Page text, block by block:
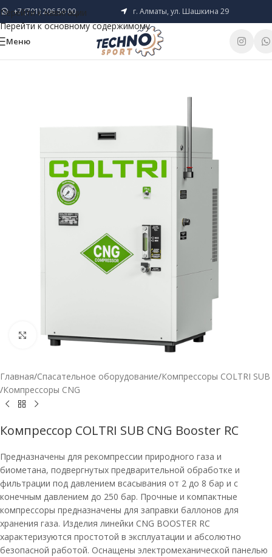
Перейти к навигации
Перейти к основному содержимому
+7 (701) 206 50 00 г. Алматы, ул. Шашкина 29
Меню
Нажмите, чтобы увеличить
Главная/Спасательное оборудование/Компрессоры COLTRI SUB
/Компрессоры CNG
Компрессор COLTRI SUB CNG Booster RC
Предназначены для рекомпрессии природного газа и
биометана, подвергнутых предварительной обработке и
фильтрации под давлением всасывания от 2 до 8 бар и с
конечным давлением до 250 бар. Прочные и компактные
компрессоры предназначены для заправки баллонов для
хранения газа. Изделия линейки CNG BOOSTER RC
характеризуются простотой в эксплуатации и абсолютно
безопасной работой. Оснащены электромеханической панелью